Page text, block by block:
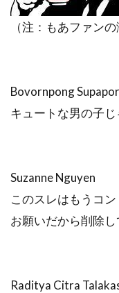
（注：もあファンの
Bovornpong
キュートな男の子じ
Suzanne Nguyen
このスレはもうコ
お願いだから削除し
Raditya Citra